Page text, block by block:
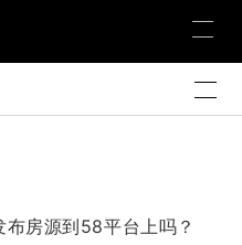
布房源到58平台上吗？